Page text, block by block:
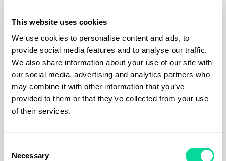
This website uses cookies
We use cookies to personalise content and ads, to
provide social media features and to analyse our traffic.
We also share information about your use of our site with
our social media, advertising and analytics partners who
may combine it with other information that you’ve
provided to them or that they’ve collected from your use
of their services.
Selection
Necessary
Skäm bort ditt sötsug och marknadsför ditt varumärke
med karameller med tryck! Dessa läckra godsaker
erbjuder ett unikt sätt att marknadsföra ditt företag,
evenemang eller speciellt tillfälle. Med din logotyp,
meddelande eller bild tryckt direkt på förpackningen är
karameller med tryck ett minnesvärt och effektivt sätt att
annonsera.
tryck?